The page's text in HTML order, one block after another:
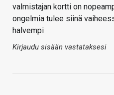
valmistajan kortti on
ongelmia tulee siinä
halvempi
Kirjaudu sisään vastataksesi